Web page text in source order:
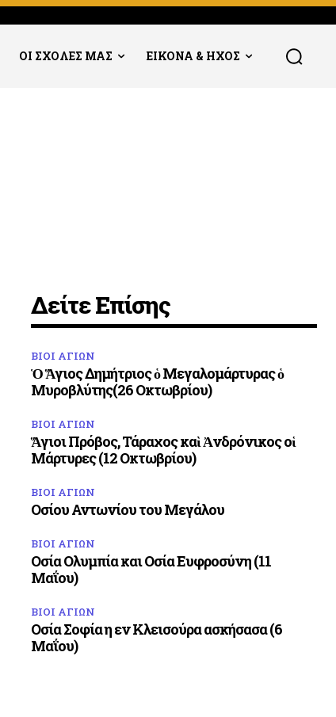
ΟΙ ΣΧΟΛΕΣ ΜΑΣ ΕΙΚΟΝΑ & ΗΧΟΣ
Δείτε Επίσης
ΒΙΟΙ ΑΓΙΩΝ
Ὁ Ἅγιος Δημήτριος ὁ Μεγαλομάρτυρας ὁ
Μυροβλύτης(26 Οκτωβρίου)
ΒΙΟΙ ΑΓΙΩΝ
Ἅγιοι Πρόβος, Τάραχος καὶ Ἀνδρόνικος οἱ
Μάρτυρες (12 Οκτωβρίου)
ΒΙΟΙ ΑΓΙΩΝ
Οσίου Αντωνίου του Μεγάλου
ΒΙΟΙ ΑΓΙΩΝ
Οσία Ολυμπία και Οσία Ευφροσύνη (11
Μαΐου)
ΒΙΟΙ ΑΓΙΩΝ
Οσία Σοφία η εν Κλεισούρα ασκήσασα (6
Μαΐου)